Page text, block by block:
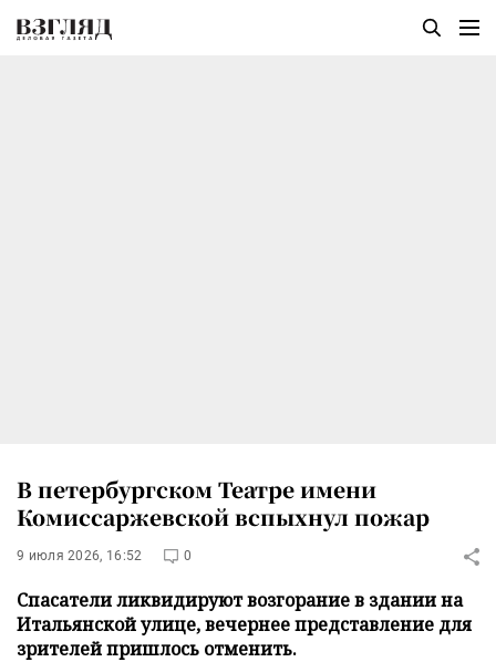
В петербургском Театре имени
Комиссаржевской вспыхнул пожар
9 июля 2026, 16:52 0
Спасатели ликвидируют возгорание в здании на
Итальянской улице, вечернее представление для
зрителей пришлось отменить.